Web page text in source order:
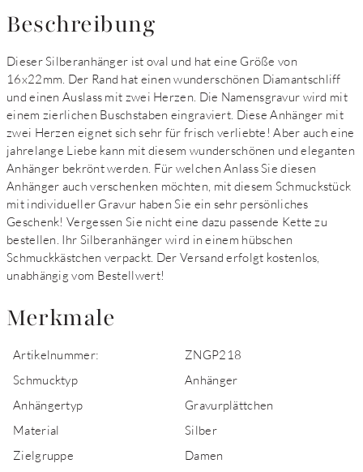
Beschreibung
Dieser Silberanhänger ist oval und hat eine Größe von
16x22mm. Der Rand hat einen wunderschönen Diamantschliff
und einen Auslass mit zwei Herzen. Die Namensgravur wird mit
einem zierlichen Buschstaben eingraviert. Diese Anhänger mit
zwei Herzen eignet sich sehr für frisch verliebte! Aber auch eine
jahrelange Liebe kann mit diesem wunderschönen und eleganten
Anhänger bekrönt werden. Für welchen Anlass Sie diesen
Anhänger auch verschenken möchten, mit diesem Schmuckstück
mit individueller Gravur haben Sie ein sehr persönliches
Geschenk! Vergessen Sie nicht eine dazu passende Kette zu
bestellen. Ihr Silberanhänger wird in einem hübschen
Schmuckkästchen verpackt. Der Versand erfolgt kostenlos,
unabhängig vom Bestellwert!
Merkmale
Artikelnummer:
ZNGP218
Schmucktyp
Anhänger
Anhängertyp
Gravurplättchen
Material
Silber
Zielgruppe
Damen